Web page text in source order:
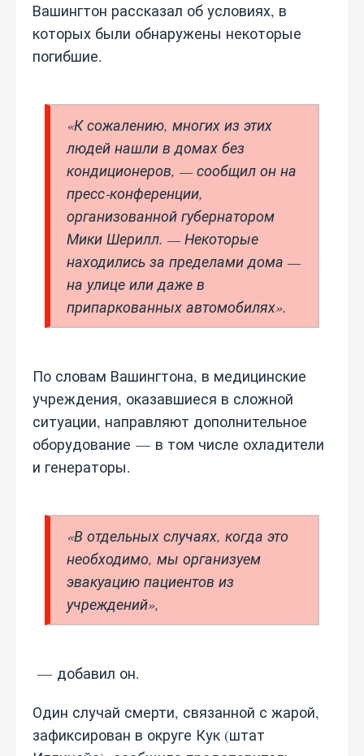
Вашингтон рассказал об условиях, в
которых были обнаружены некоторые
погибшие.
«К сожалению, многих из этих
людей нашли в домах без
кондиционеров, — сообщил он на
пресс‑конференции,
организованной губернатором
Мики Шерилл. — Некоторые
находились за пределамидома —
на улице или даже в
припаркованных автомобилях».
По словам Вашингтона, в медицинские
учреждения, оказавшиеся в сложной
ситуации, направляют дополнительное
оборудование — в том числе охладители
и генераторы.
«В отдельных случаях, когда это
необходимо, мы организуем
эвакуацию пациентов из
учреждений»,
— добавил он.
Один случай смерти, связанной с жарой,
зафиксирован в округе Кук (штат